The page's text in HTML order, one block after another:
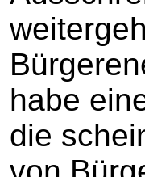
habe
die